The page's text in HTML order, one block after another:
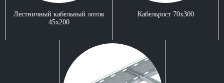
Лестничный кабельный лоток
45x200
Кабельрост 70x300